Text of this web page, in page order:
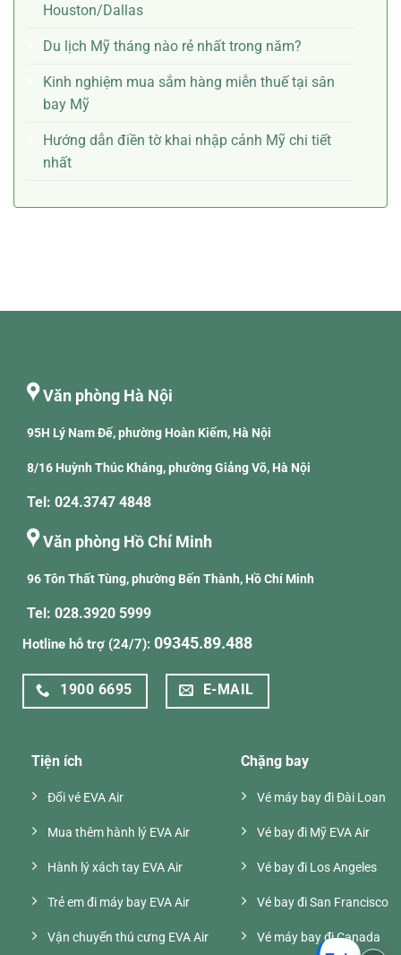
Houston/Dallas
Du lịch Mỹ tháng nào rẻ nhất trong năm?
Kinh nghiệm mua sắm hàng miễn thuế tại sân
bay Mỹ
Hướng dẫn điền tờ khai nhập cảnh Mỹ chi tiết
nhất
Văn phòng Hà Nội
95H Lý Nam Đế, phường Hoàn Kiếm, Hà Nội
8/16 Huỳnh Thúc Kháng, phường Giảng Võ, Hà Nội
Tel: 024.3747 4848
Văn phòng Hồ Chí Minh
96 Tôn Thất Tùng, phường Bến Thành, Hồ Chí Minh
Tel: 028.3920 5999
Hotline hỗ trợ (24/7): 09345.89.488
1900 6695 E-MAIL
Tiện ích
Đổi vé EVA Air
Mua thêm hành lý EVA Air
Hành lý xách tay EVA Air
Trẻ em đi máy bay EVA Air
Vận chuyển thú cưng EVA Air
Chặng bay
Vé máy bay đi Đài Loan
Vé bay đi Mỹ EVA Air
Vé bay đi Los Angeles
Vé bay đi San Francisco
Vé máy bay đi Canada